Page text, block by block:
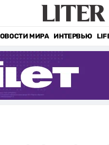
МИРА ИНТЕРВЬЮ